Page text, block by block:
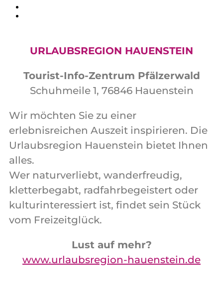
URLAUBSREGION HAUENSTEIN
Tourist-Info-Zentrum Pfälzerwald
Schuhmeile 1, 76846 Hauenstein
Wir möchten Sie zu einer
erlebnisreichen Auszeit inspirieren. Die
Urlaubsregion Hauenstein bietet Ihnen
alles.
Wer naturverliebt, wanderfreudig,
kletterbegabt, radfahrbegeistert oder
kulturinteressiert ist, findet sein Stück
vom Freizeitglück.
Lust auf mehr?
www.urlaubsregion-hauenstein.de